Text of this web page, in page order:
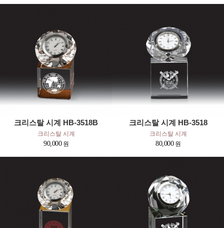
크리스탈 시계 HB-3518B
크리스탈 시계
90,000
크리스탈 시계 HB-3518
크리스탈 시계
80,000